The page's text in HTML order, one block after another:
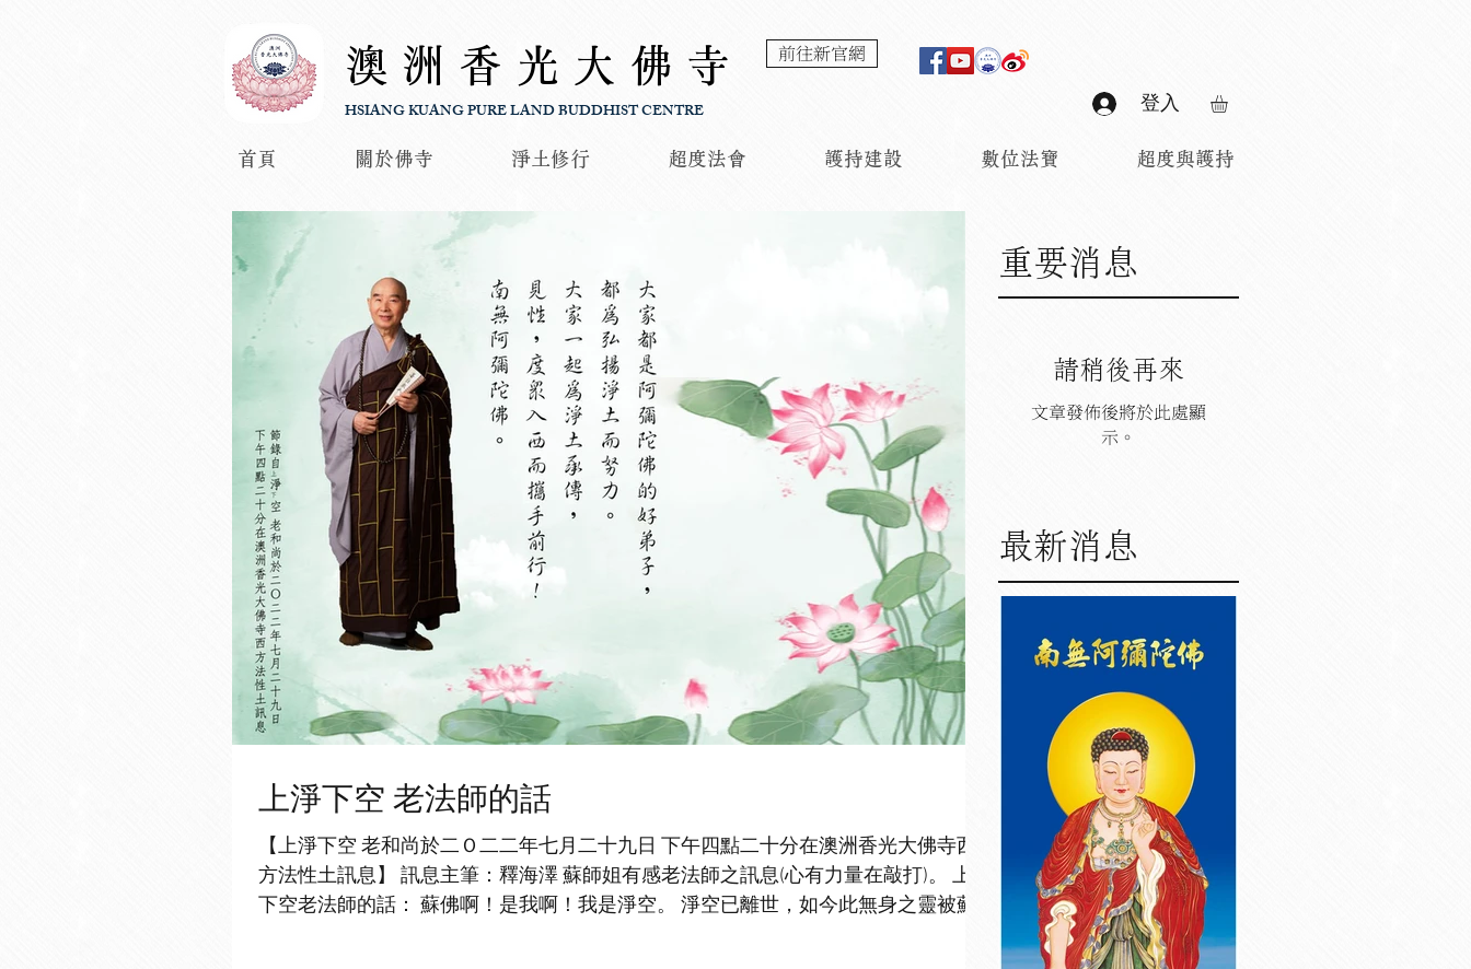
澳洲香光大佛寺
HSIANG KUANG PURE LAND BUDDHIST CENTRE
前往新官網
登入
首頁 關於佛寺 淨土修行 超度法會 護持建設 數位法寶 超度與護持
上淨下空 老法師的話
【上淨下空 老和尚於二Ｏ二二年七月二十九日 下午四點二十分在澳洲香光大佛寺西
方法性土訊息】 訊息主筆：釋海澤 蘇師姐有感老法師之訊息(心有力量在敲打)。 上淨
下空老法師的話： 蘇佛啊！是我啊！我是淨空。 淨空已離世，如今此無身之靈被蘇
重要消息
請稍後再來
文章發佈後將於此處顯
示。
最新消息